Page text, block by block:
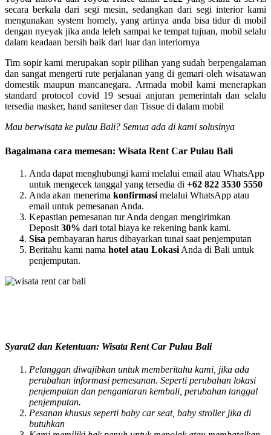
secara berkala dari segi mesin, sedangkan dari segi interior kami
mengunakan system homely, yang artinya anda bisa tidur di mobil
dengan nyeyak jika anda leleh sampai ke tempat tujuan, mobil selalu
dalam keadaan bersih baik dari luar dan interiornya
Tim sopir kami merupakan sopir pilihan yang sudah berpengalaman
dan sangat mengerti rute perjalanan yang di gemari oleh wisatawan
domestik maupun mancanegara. Armada mobil kami menerapkan
standard protocol covid 19 sesuai anjuran pemerintah dan selalu
tersedia masker, hand saniteser dan Tissue di dalam mobil
Mau berwisata ke pulau Bali? Semua ada di kami solusinya
Bagaimana cara memesan: Wisata Rent Car Pulau Bali
Anda dapat menghubungi kami melalui email atau WhatsApp
untuk mengecek tanggal yang tersedia di +62 822 3530 5550
Anda akan menerima konfirmasi melalui WhatsApp atau
email untuk pemesanan Anda.
Kepastian pemesanan tur Anda dengan mengirimkan
Deposit 30% dari total biaya ke rekening bank kami.
Sisa pembayaran harus dibayarkan tunai saat penjemputan
Beritahu kami nama hotel atau Lokasi Anda di Bali untuk
penjemputan.
Syarat2 dan Ketentuan: Wisata Rent Car Pulau Bali
Pelanggan diwajibkan untuk memberitahu kami, jika ada
perubahan informasi pemesanan. Seperti perubahan lokasi
penjemputan dan pengantaran kembali, perubahan tanggal
penjemputan.
Pesanan khusus seperti baby car seat, baby stroller jika di
butuhkan